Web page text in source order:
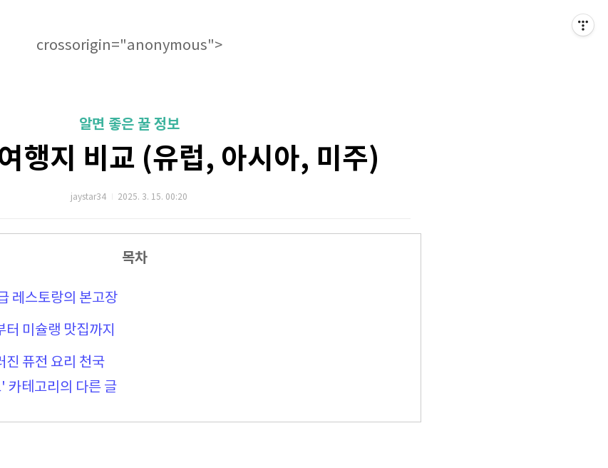
crossorigin="anonymous">
알면 좋은 꿀 정보
행지 비교 (유럽, 아시아, 미주)
jaystar34 2025. 3. 15. 00:20
목차
레스토랑의 본고장
미슐랭 맛집까지
진 퓨전 요리 천국
카테고리의 다른 글